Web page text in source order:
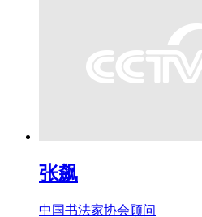
张飙
中国书法家协会顾问